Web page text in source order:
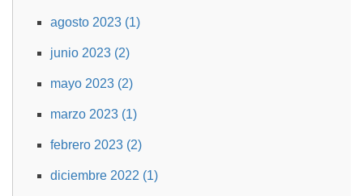
agosto 2023 (1)
junio 2023 (2)
mayo 2023 (2)
marzo 2023 (1)
febrero 2023 (2)
diciembre 2022 (1)